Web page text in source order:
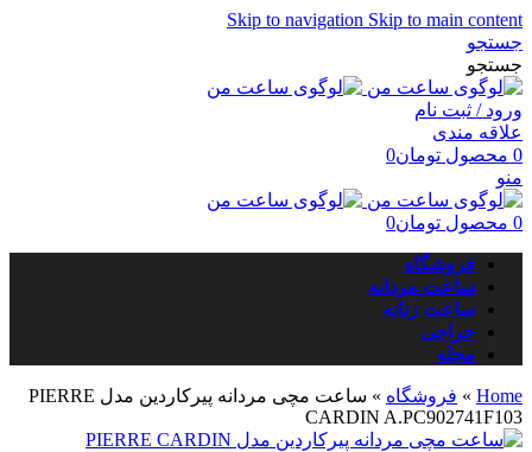
Skip to navigation Skip to main content
جستجو
جستجو
ورود / ثبت نام
علاقه مندی
0 محصول تومان0
منو
0 محصول تومان0
فروشگاه
ساعت مردانه
ساعت زنانه
حراجی
مجله
Home
» فروشگاه »
ساعت مچی مردانه پیرکاردین مدل PIERRE
CARDIN A.PC902741F103